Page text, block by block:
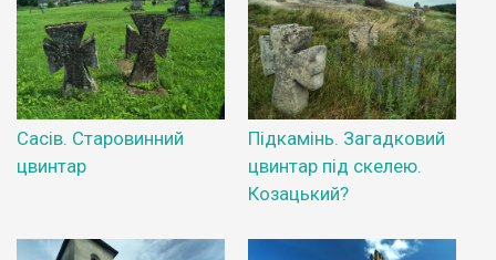
Сасів. Старовинний
цвинтар
Підкамінь. Загадковий
цвинтар під скелею.
Козацький?